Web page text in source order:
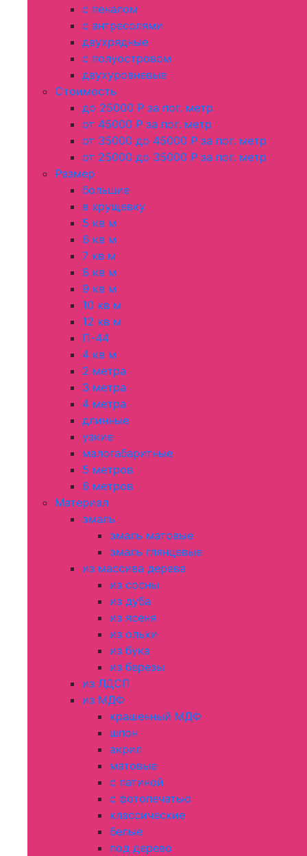
с пеналом
с антресолями
двухрядные
с полуостровом
двухуровневые
Стоимость
до 25000 Р за пог. метр
от 45000 Р за пог. метр
от 35000 до 45000 Р за пог. метр
от 25000 до 35000 Р за пог. метр
Размер
большие
в хрущевку
5 кв м
6 кв м
7 кв м
8 кв м
9 кв м
10 кв м
12 кв м
П-44
4 кв м
2 метра
3 метра
4 метра
длинные
узкие
малогабаритные
5 метров
6 метров
Материал
эмаль
эмаль матовые
эмаль глянцевые
из массива дерева
из сосны
из дуба
из ясеня
из ольхи
из бука
из березы
из ЛДСП
из МДФ
крашенный МДФ
шпон
акрил
матовые
с патиной
с фотопечатью
классические
белые
под дерево